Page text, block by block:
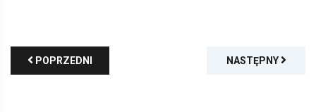
POPRZEDNI NASTĘPNY